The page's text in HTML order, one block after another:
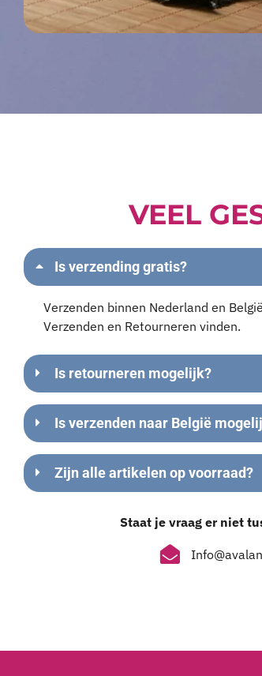
VEEL
Is verzending gratis?
Verzenden binnen Nederland en
Verzenden en Retourneren vinden.
Is retourneren mogelijk?
Is verzenden naar België
Zijn alle artikelen op voorraad?
Staat je vraag er niet